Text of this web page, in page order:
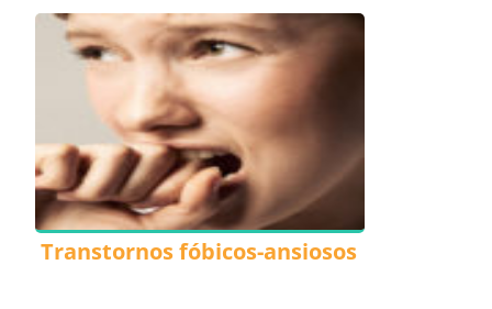
Transtornos fóbicos-ansiosos